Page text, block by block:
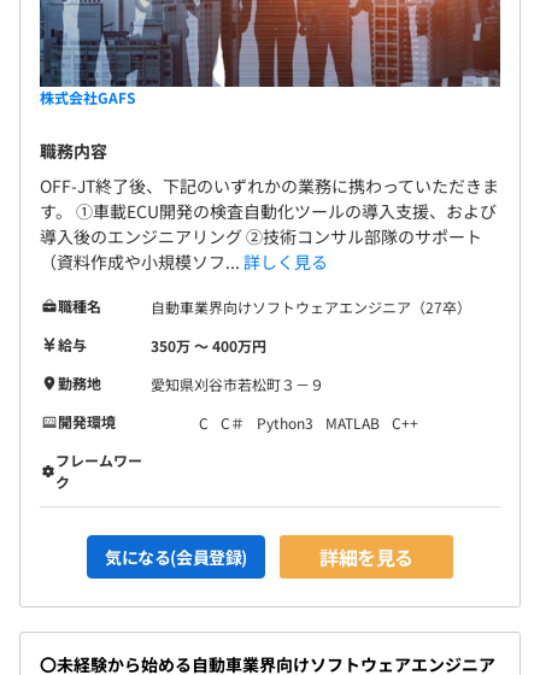
2名～4名で開発やコンサルティングを行っております。
各チームにPMまたはPLが1名ずつおります。
株式会社GAFS
職務内容
OFF-JT終了後、下記のいずれかの業務に携わっていただきま
す。 ①車載ECU開発の検査自動化ツールの導入支援、および
導入後のエンジニアリング ②技術コンサル部隊のサポート
（資料作成や小規模ソフ... 詳しく見る
職種名
自動車業界向けソフトウェアエンジニア（27卒）
給与
350万 〜 400万円
勤務地
愛知県刈谷市若松町３－９
開発環境
C C＃ Python3 MATLAB C++
フレームワー
ク
気になる(会員登録) 詳細を見る
〇未経験から始める自動車業界向けソフトウェアエンジニア